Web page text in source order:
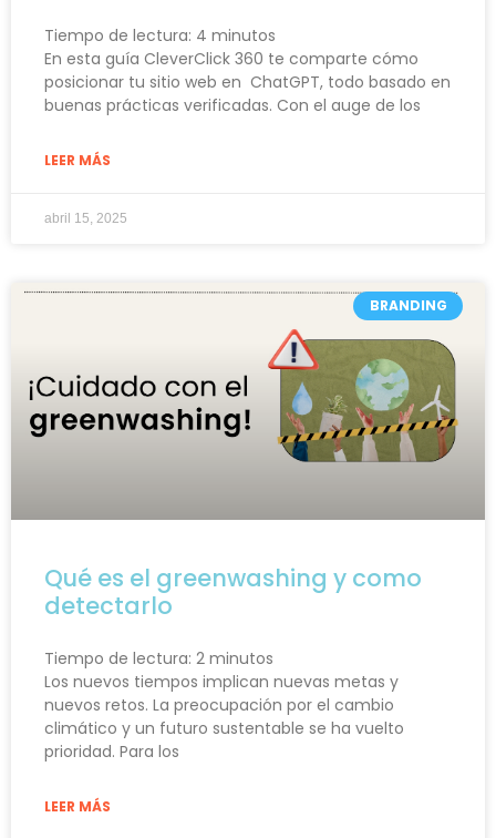
Tiempo de lectura: 4 minutos
En esta guía CleverClick 360 te comparte cómo
posicionar tu sitio web en ChatGPT, todo basado en
buenas prácticas verificadas. Con el auge de los
LEER MÁS
abril 15, 2025
BRANDING
Qué es el greenwashing y como
detectarlo
Tiempo de lectura: 2 minutos
Los nuevos tiempos implican nuevas metas y
nuevos retos. La preocupación por el cambio
climático y un futuro sustentable se ha vuelto
prioridad. Para los
LEER MÁS